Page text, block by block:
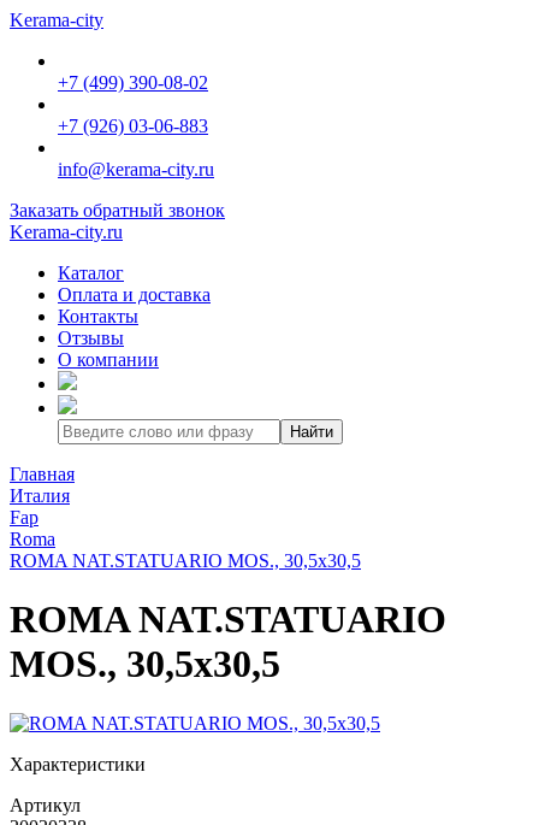
Kerama-city
+7 (499) 390-08-02
+7 (926) 03-06-883
info@kerama-city.ru
Заказать обратный звонок
Kerama-city.ru
Каталог
Оплата и доставка
Контакты
Отзывы
О компании
Найти
Главная
Италия
Fap
Roma
ROMA NAT.STATUARIO MOS., 30,5x30,5
ROMA NAT.STATUARIO
MOS., 30,5x30,5
Характеристики
Артикул